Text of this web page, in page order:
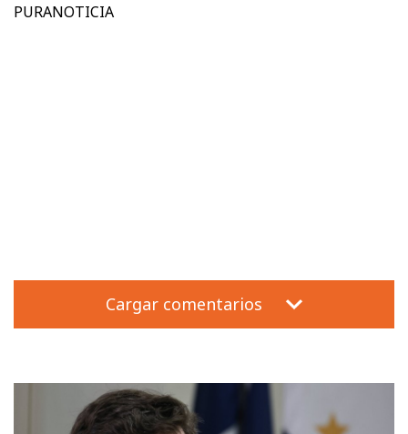
PURANOTICIA
Cargar comentarios